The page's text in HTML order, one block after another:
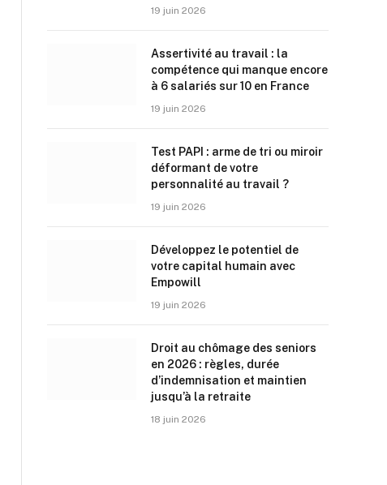
19 juin 2026
Assertivité au travail : la
compétence qui manque encore
à 6 salariés sur 10 en France
19 juin 2026
Test PAPI : arme de tri ou miroir
déformant de votre
personnalité au travail ?
19 juin 2026
Développez le potentiel de
votre capital humain avec
Empowill
19 juin 2026
Droit au chômage des seniors
en 2026 : règles, durée
d’indemnisation et maintien
jusqu’à la retraite
18 juin 2026